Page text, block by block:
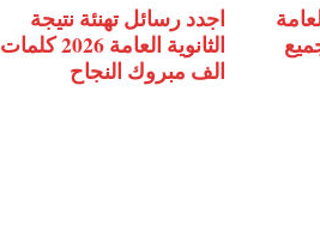
اجدد رسائل تهنئة نتيجة
الثانوية العامة 2026 كلمات
الف مبروك النجاح